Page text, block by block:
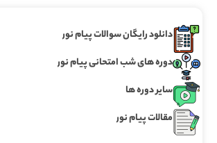
دانلود رایگان سوالات پیام نور
دوره های شب امتحانی پیام نور
سایر دوره ها
مقالات پیام نور